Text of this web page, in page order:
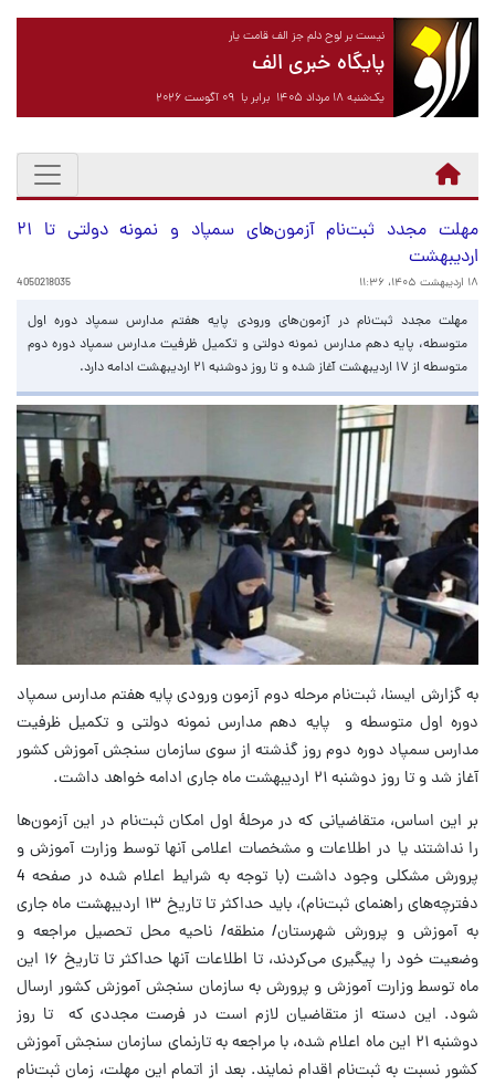
نیست بر لوح دلم جز الف قامت یار
پایگاه خبری الف
یک‌شنبه ۱۸ مرداد ۱۴۰۵ برابر با ۰۹ آگوست ۲۰۲۶
مهلت مجدد ثبت‌نام آزمون‌های سمپاد و نمونه دولتی تا ۲۱
اردیبهشت
۱۸ اردیبهشت ۱۴۰۵، ۱۱:۳۶ 4050218035
مهلت مجدد ثبت‌نام در آزمون‌های ورودی پایه هفتم مدارس سمپاد دوره اول
متوسطه، پایه دهم مدارس نمونه دولتی و تکمیل ظرفیت مدارس سمپاد دوره دوم
متوسطه از ۱۷ اردیبهشت آغاز شده و تا روز دوشنبه ۲۱ اردیبهشت ادامه دارد.
به گزارش ایسنا، ثبت‌نام مرحله دوم آزمون ورودی پایه هفتم مدارس سمپاد
دوره اول متوسطه و پایه دهم مدارس نمونه دولتی و تکمیل ظرفیت
مدارس سمپاد دوره دوم روز گذشته از سوی سازمان سنجش آموزش کشور
آغاز شد و تا روز دوشنبه ۲۱ اردیبهشت ماه جاری ادامه خواهد داشت.
بر این اساس، متقاضیانی که در مرحلۀ اول امکان ثبت‌نام در این آزمون‌ها
را نداشتند یا در اطلاعات و مشخصات اعلامی آنها توسط وزارت آموزش و
پرورش مشکلی وجود داشت (با توجه به شرایط اعلام شده در صفحه 4
دفترچه‌های راهنمای ثبت‌نام)، باید حداکثر تا تاریخ ۱۳ اردیبهشت ماه جاری
به آموزش و پرورش شهرستان/ منطقه/ ناحیه محل تحصیل مراجعه و
وضعیت خود را پیگیری می‌کردند، تا اطلاعات آنها حداکثر تا تاریخ ۱۶ این
ماه توسط وزارت آموزش و پرورش به سازمان سنجش آموزش کشور ارسال
شود. این دسته از متقاضیان لازم است در فرصت مجددی که تا روز
دوشنبه ۲۱ این ماه اعلام شده، با مراجعه به تارنمای سازمان سنجش آموزش
کشور نسبت به ثبت‌نام اقدام نمایند. بعد از اتمام این مهلت، زمان ثبت‌نام